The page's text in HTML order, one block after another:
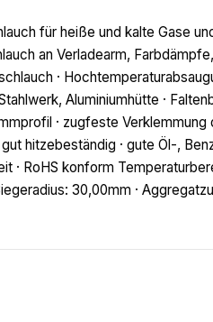
für heiße und kalte Gase
an Verladearm, Farbdämpfe,
·
Aluminiumhütte ·
· zugfeste Verklemmung
hitzebeständig · gute Öl-,
· RoHS konform
30,00mm ·